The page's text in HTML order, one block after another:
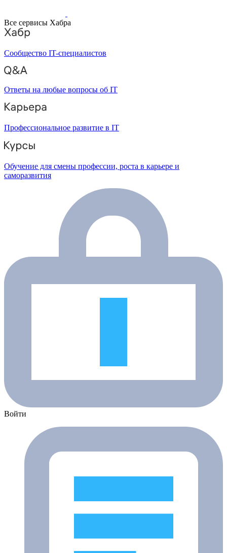
Все сервисы Хабра
Сообщество IT-специалистов
Ответы на любые вопросы об IT
Профессиональное развитие в IT
Обучение для смены профессии, роста в карьере и
саморазвития
Войти